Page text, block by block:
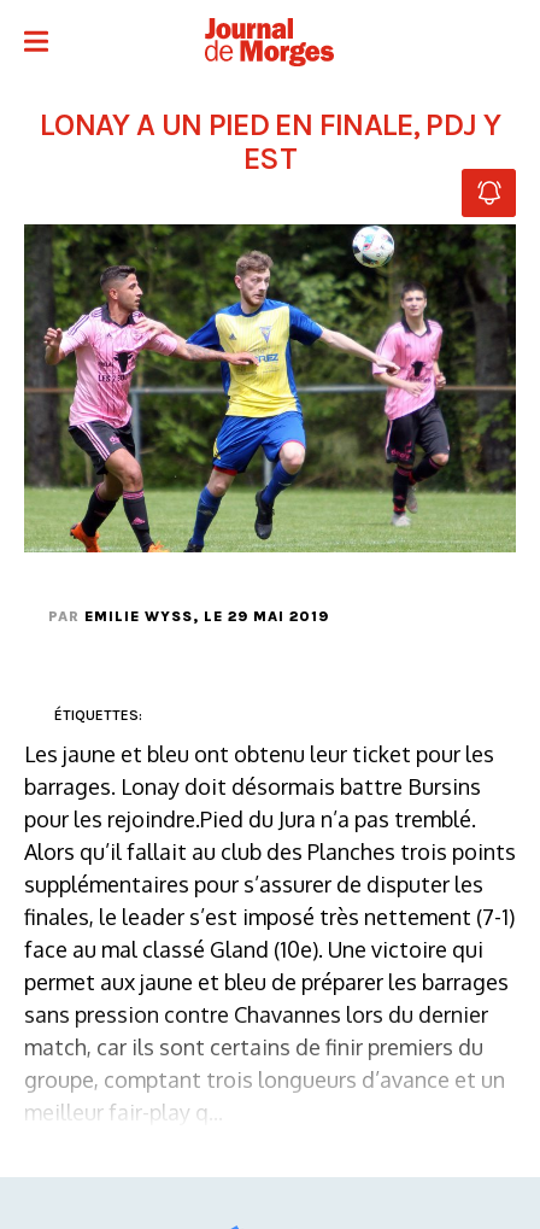
LONAY A UN PIED EN FINALE, PDJ Y
EST
PAR EMILIE WYSS, LE 29 MAI 2019
ÉTIQUETTES:
Les jaune et bleu ont obtenu leur ticket pour les
barrages. Lonay doit désormais battre Bursins
pour les rejoindre.Pied du Jura n’a pas tremblé.
Alors qu’il fallait au club des Planches trois points
supplémentaires pour s’assurer de disputer les
finales, le leader s’est imposé très nettement (7-1)
face au mal classé Gland (10e). Une victoire qui
permet aux jaune et bleu de préparer les barrages
sans pression contre Chavannes lors du dernier
match, car ils sont certains de finir premiers du
groupe, comptant trois longueurs d’avance et un
meilleur fair-play q...